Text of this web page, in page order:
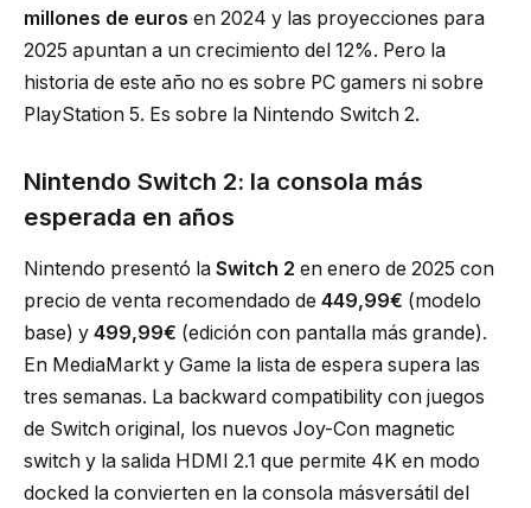
millones de euros en 2024 y las proyecciones para
2025 apuntan a un crecimiento del 12%. Pero la
historia de este año no es sobre PC gamers ni sobre
PlayStation 5. Es sobre la Nintendo Switch 2.
Nintendo Switch 2: la consola más
esperada en años
Nintendo presentó la Switch 2 en enero de 2025 con
precio de venta recomendado de 449,99€ (modelo
base) y 499,99€ (edición con pantalla más grande).
En MediaMarkt y Game la lista de espera supera las
tres semanas. La backward compatibility con juegos
de Switch original, los nuevos Joy-Con magnetic
switch y la salida HDMI 2.1 que permite 4K en modo
docked la convierten en la consola másversátil del